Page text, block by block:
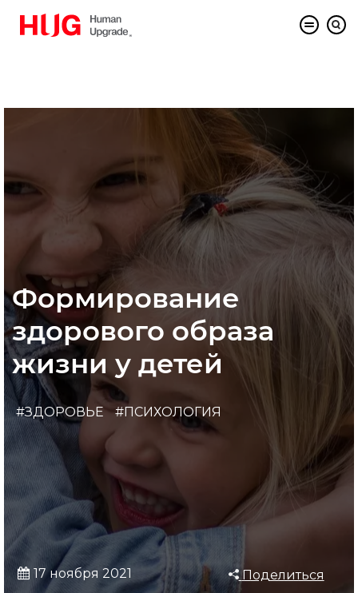
Формирование
здорового образа
жизни у детей
#ЗДОРОВЬЕ #ПСИХОЛОГИЯ
17 ноября 2021 Поделиться